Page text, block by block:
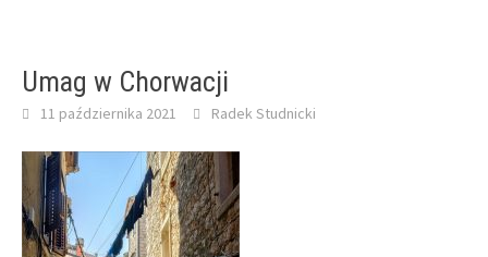
Umag w Chorwacji
11 października 2021 Radek Studnicki